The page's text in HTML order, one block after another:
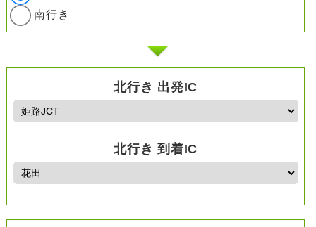
南行き
北行き 出発IC
北行き 到着IC